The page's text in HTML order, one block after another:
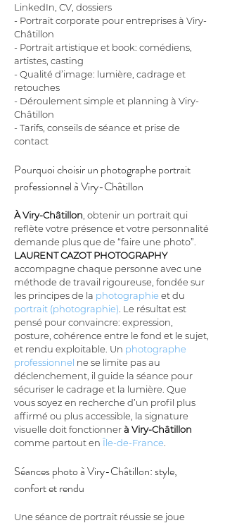
LinkedIn, CV, dossiers
- Portrait corporate pour entreprises à Viry-
Châtillon
- Portrait artistique et book: comédiens,
artistes, casting
- Qualité d’image: lumière, cadrage et
retouches
- Déroulement simple et planning à Viry-
Châtillon
- Tarifs, conseils de séance et prise de
contact
Pourquoi choisir un photographe portrait
professionnel à Viry-Châtillon
À Viry-Châtillon , obtenir un portrait qui
reflète votre présence et votre personnalité
demande plus que de “faire une photo”.
LAURENT CAZOT PHOTOGRAPHY
accompagne chaque personne avec une
méthode de travail rigoureuse, fondée sur
les principes de la photographie et du
portrait (photographie) . Le résultat est
pensé pour convaincre: expression,
posture, cohérence entre le fond et le sujet,
et rendu exploitable. Un photographe
professionnel ne se limite pas au
déclenchement, il guide la séance pour
sécuriser le cadrage et la lumière. Que
vous soyez en recherche d’un profil plus
affirmé ou plus accessible, la signature
visuelle doit fonctionner à Viry-Châtillon
comme partout en Île-de-France
Séances photo à Viry-Châtillon: style,
confort et rendu
Une séance de portrait réussie se joue